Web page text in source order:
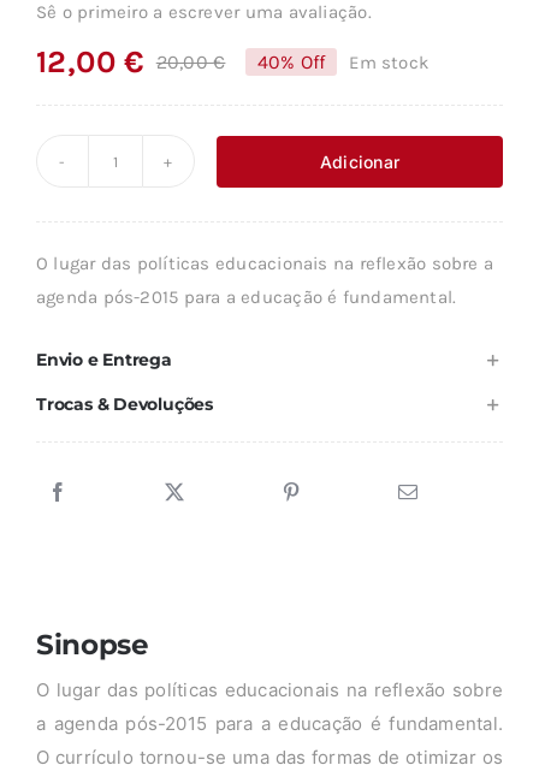
Sê o primeiro a escrever uma avaliação.
20,00€O
original
era:
12,00€
O
é:
40% Off Em stock
COERÊNCIA
EM
Adicionar
O lugar das políticas educacionais na reflexão sobre a
agenda pós-2015 para a educação é fundamental.
Envio e Entrega
Trocas & Devoluções
Sinopse
O lugar das políticas educacionais na reflexão sobre
a agenda pós-2015 para a educação é fundamental.
O currículo tornou-se uma das formas de otimizar os